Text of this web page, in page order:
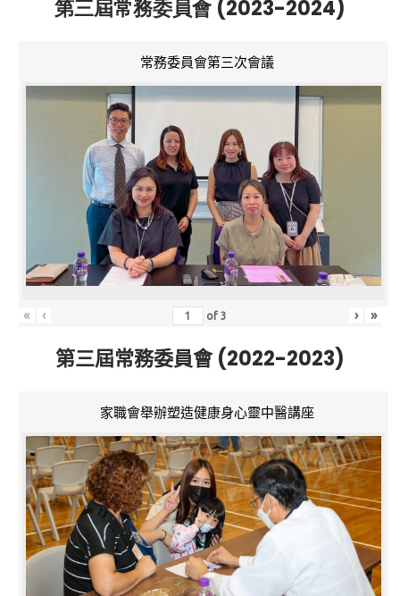
第三屆常務委員會 (2023-2024)
常務委員會第三次會議
« ‹ of3 › »
第三屆常務委員會 (2022-2023)
家職會舉辦塑造健康身心靈中醫講座